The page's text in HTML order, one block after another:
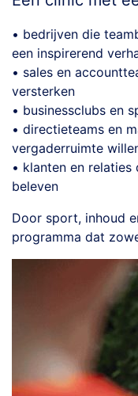
• bedrijven die
een inspirerend
• sales en
versterken
• businessclubs en
• directieteams en
vergaderruimte
• klanten en
beleven
Door sport, inhoud
programma dat